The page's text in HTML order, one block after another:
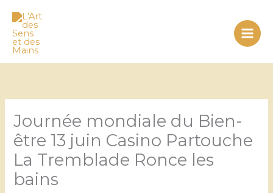
contenu
Journée mondiale du Bien-
être 13 juin Casino Partouche
La Tremblade Ronce les
bains